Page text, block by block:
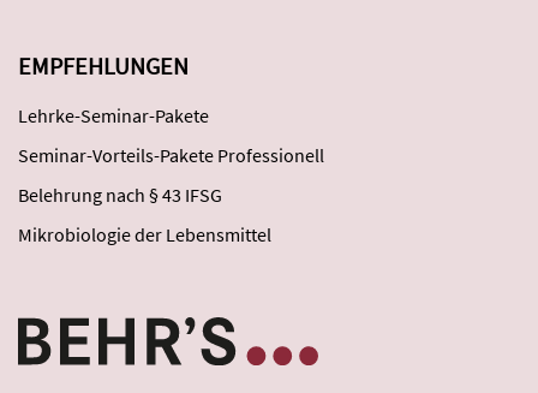
EMPFEHLUNGEN
Lehrke-Seminar-Pakete
Seminar-Vorteils-Pakete Professionell
Belehrung nach § 43 IFSG
Mikrobiologie der Lebensmittel